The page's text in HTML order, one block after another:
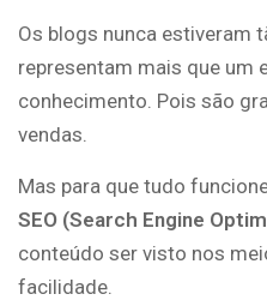
Os blogs nunca estiveram
representam mais que um
conhecimento. Pois são
vendas.
Mas para que tudo
SEO (Search Engine
conteúdo ser visto nos
facilidade.